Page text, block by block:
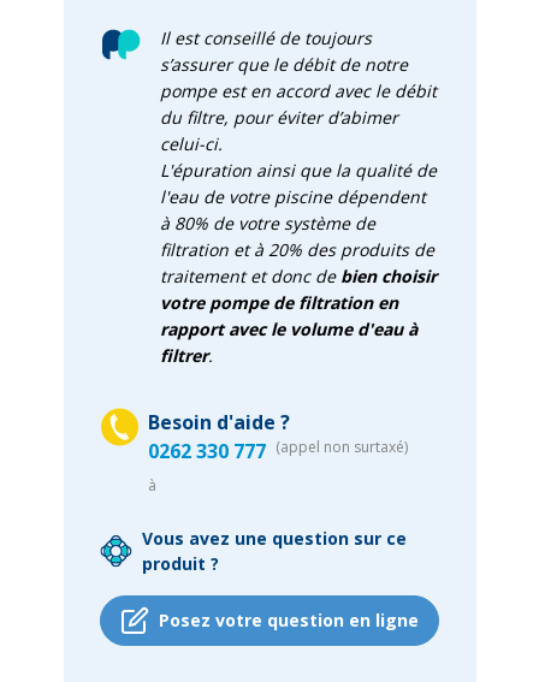
Il est conseillé de toujours
s’assurer que le débit de notre
pompe est en accord avec le débit
du filtre, pour éviter d’abimer
celui-ci.
L'épuration ainsi que la qualité de
l'eau de votre piscine dépendent
à 80% de votre système de
filtration et à 20% des produits de
traitement et donc de bien choisir
votre pompe de filtration en
rapport avec le volume d'eau à
filtrer.
Besoin d'aide ?
0262 330 777 (appel non surtaxé)
à
Vous avez une question sur ce
produit ?
Posez votre question en ligne